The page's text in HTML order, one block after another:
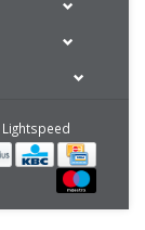
Lightspeed